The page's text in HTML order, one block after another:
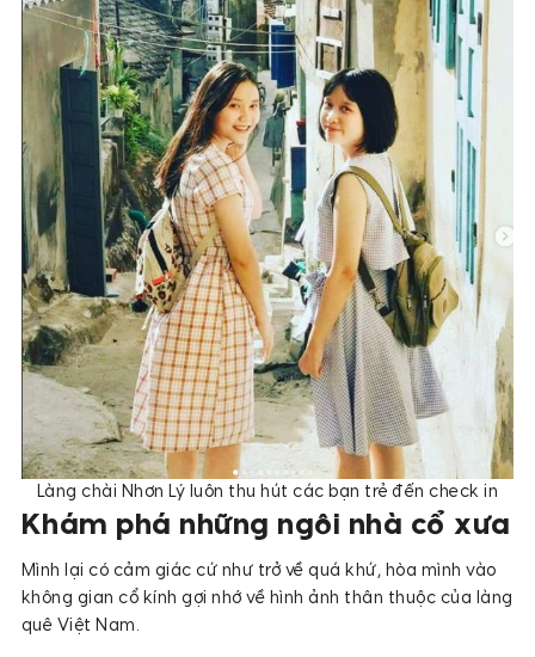
Làng chài Nhơn Lý luôn thu hút các bạn trẻ đến check in
Khám phá những ngôi nhà cổ xưa
Mình lại có cảm giác cứ như trở về quá khứ, hòa mình vào
không gian cổ kính gợi nhớ về hình ảnh thân thuộc của làng
quê Việt Nam.